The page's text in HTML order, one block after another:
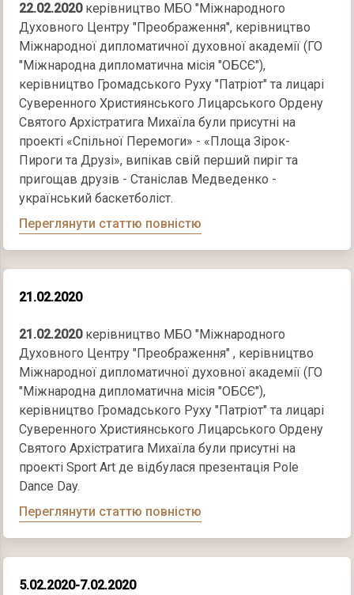
22.02.2020керівництво МБО "Міжнародного
Духовного Центру "Преображення", керівництво
Міжнародної дипломатичної духовної академії (ГО
"Міжнародна дипломатична місія "ОБСЄ"),
керівництво Громадського Руху "Патріот" та лицарі
Суверенного Християнського Лицарського Ордену
Святого Архістратига Михаїла були присутні на
проекті «Спільної Перемоги» - «Площа Зірок-
Пироги та Друзі», випікав свій перший пиріг та
пригощав друзів - Станіслав Медведенко -
український баскетболіст.
Переглянути статтю повністю
21.02.2020
21.02.2020керівництво МБО "Міжнародного
Духовного Центру "Преображення" , керівництво
Міжнародної дипломатичної духовної академії (ГО
"Міжнародна дипломатична місія "ОБСЄ"),
керівництво Громадського Руху "Патріот" та лицарі
Суверенного Християнського Лицарського Ордену
Святого Архістратига Михаїла були присутні на
проекті Sport Art де відбулася презентація Pole
Dance Day.
Переглянути статтю повністю
5.02.2020-7.02.2020